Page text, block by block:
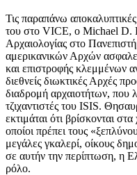
Τις παραπάνω
του στο VICE, ο Michael D.
Αρχαιολογίας στο
αμερικανικών Αρχών
και επιστροφής κλεμμένων
διεθνείς διωκτικές Αρχές
διαδρομή αρχαιοτήτων, που
τζιχαντιστές του ISIS.
εκτιμάται ότι βρίσκονται
οποίοι πρέπει τους
μεγάλες γκαλερί, οίκους
σε αυτήν την περίπτωση, η
ρόλο.